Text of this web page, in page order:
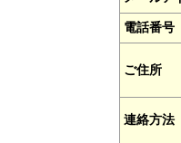
電話番号
ご住所
連絡方法